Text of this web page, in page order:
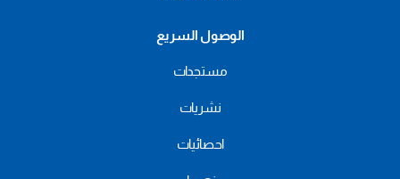
الوصول السريع
مستجدات
نشريات
احصائيات